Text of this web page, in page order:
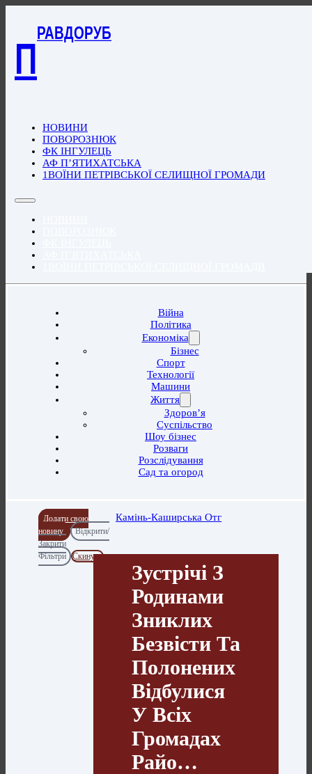
П
РАВДОРУБ
НОВИНИ
ПОВОРОЗНЮК
ФК ІНГУЛЕЦЬ
АФ П’ЯТИХАТСЬКА
1ВОЇНИ ПЕТРІВСЬКОЇ СЕЛИЩНОЇ ГРОМАДИ
Війна
Політика
Економіка
Бізнес
Спорт
Технології
Машини
Життя
Здоров’я
Суспільство
Шоу бізнес
Розваги
Розслідування
Сад та огород
Додати свою
новину
Відкрити/
Закрити
Фільтри
Скинути
Камінь-Каширська Отг
Зустрічі З
Родинами
Зниклих
Безвісти Та
Полонених
Відбулися
У Всіх
Громадах
Райо…